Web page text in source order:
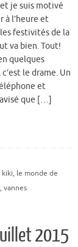
je suis motivé
à l’heure et
festivités de la
va bien. Tout!
quelques
le drame. Un
et
que […]
kiki, le monde de
, vannes
2015